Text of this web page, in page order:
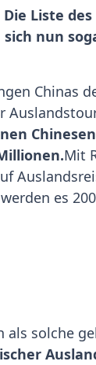
Liste
nun
Chinas
Mit
es
als solche